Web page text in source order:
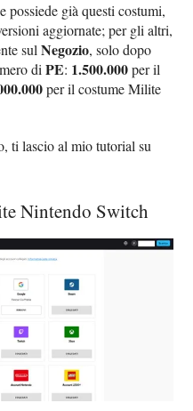
possiede già questi costumi,
aggiornate; per gli altri,
sulNegozio, solo dopo
diPE: 1.500.000per il
per il costume Milite
ti lascio al mio tutorial su
Nintendo Switch